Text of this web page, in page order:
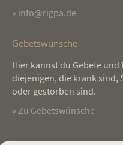
» info@rigpa.de
Gebetswünsche
Hier kannst du Gebete
diejenigen, die krank sind,
oder gestorben sind.
» Zu Gebetswünsche